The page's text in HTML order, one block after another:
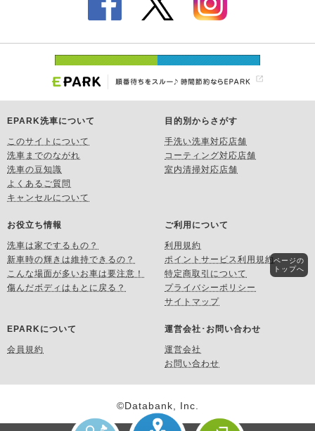
EPARK洗車について
このサイトについて
洗車までのながれ
洗車の豆知識
よくあるご質問
キャンセルについて
目的別からさがす
手洗い洗車対応店舗
コーティング対応店舗
室内清掃対応店舗
お役立ち情報
洗車は家でするもの？
新車時の輝きは維持できるの？
こんな場面が多いお車は要注意！
傷んだボディはもとに戻る？
ご利用について
利用規約
ポイントサービス利用規約
特定商取引について
プライバシーポリシー
サイトマップ
EPARKについて
会員規約
運営会社･お問い合わせ
運営会社
お問い合わせ
©Databank, Inc.
ページの
トップへ